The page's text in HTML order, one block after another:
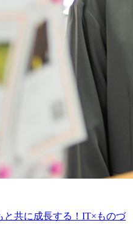
と共に成長する！IT×ものづ